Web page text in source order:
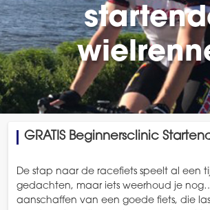
GRATIS Beginnersclinic
De stap naar de racefiets speelt al een
gedachten, maar iets weerhoud je
aanschaffen van een goede fiets, die